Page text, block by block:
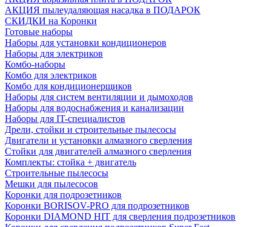
АКЦИЯ пылеудаляющая насадка в ПОДАРОК
СКИДКИ на Коронки
Готовые наборы
Наборы для установки кондиционеров
Наборы для электриков
Комбо-наборы
Комбо для электриков
Комбо для кондиционерщиков
Наборы для систем вентиляции и дымоходов
Наборы для водоснабжения и канализации
Наборы для IT-специалистов
Дрели, стойки и строительные пылесосы
Двигатели и установки алмазного сверления
Стойки для двигателей алмазного сверления
Комплекты: стойка + двигатель
Строительные пылесосы
Мешки для пылесосов
Коронки для подрозетников
Коронки BORISOV-PRO для подрозетников
Коронки DIAMOND HIT для сверления подрозетников